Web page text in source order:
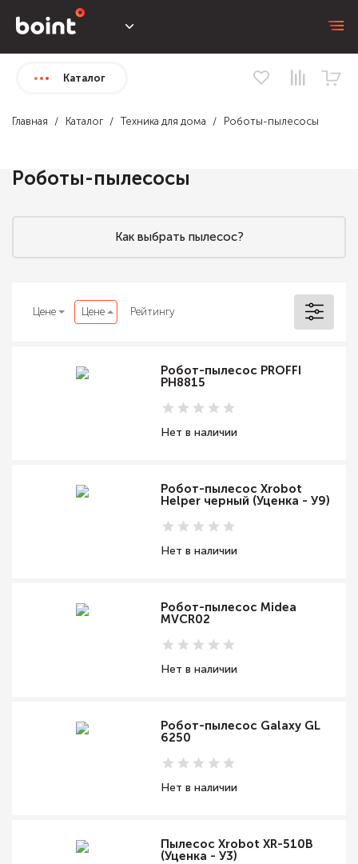
Каталог
Главная Каталог Техника для дома Роботы-пылесосы
Роботы-пылесосы
Как выбрать пылесос?
Цене Цене Рейтингу
Робот-пылесос PROFFI
PH8815
Нет в наличии
Робот-пылесос Xrobot
Helper черный (Уценка - У9)
Нет в наличии
Робот-пылесос Midea
MVCR02
Нет в наличии
Робот-пылесос Galaxy GL
6250
Нет в наличии
Пылесос Xrobot XR-510B
(Уценка - У3)